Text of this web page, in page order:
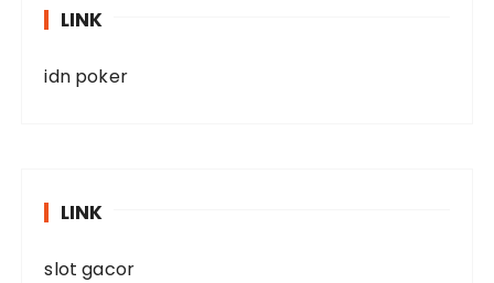
LINK
idn poker
LINK
slot gacor